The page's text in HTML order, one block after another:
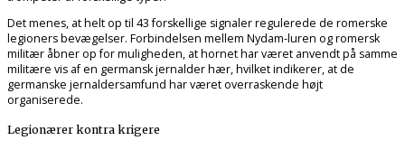
Det menes, at helt op til 43 forskellige signaler regulerede de romerske
legioners bevægelser. Forbindelsen mellem Nydam-luren og romersk
militær åbner op for muligheden, at hornet har været anvendt på samme
militære vis af en germansk jernalder hær, hvilket indikerer, at de
germanske jernaldersamfund har været overraskende højt
organiserede.
Legionærer kontra krigere